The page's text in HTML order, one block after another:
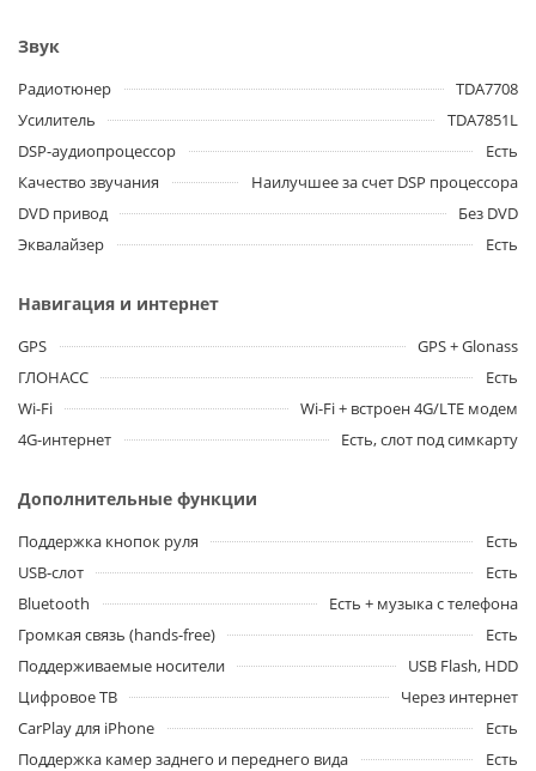
Звук
Радиотюнер
TDA7708
Усилитель
TDA7851L
DSP-аудиопроцессор
Есть
Качество звучания
Наилучшее за счет DSP процессора
DVD привод
Без DVD
Эквалайзер
Есть
Навигация и интернет
GPS
GPS + Glonass
ГЛОНАСС
Есть
Wi-Fi
Wi-Fi + встроен 4G/LTE модем
4G-интернет
Есть, слот под симкарту
Дополнительные функции
Поддержка кнопок руля
Есть
USB-слот
Есть
Bluetooth
Есть + музыка с телефона
Громкая связь (hands-free)
Есть
Поддерживаемые носители
USB Flash, HDD
Цифровое ТВ
Через интернет
CarPlay для iPhone
Есть
Поддержка камер заднего и переднего вида
Есть